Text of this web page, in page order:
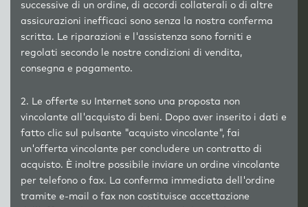
successive di un ordine, di accordi collaterali o di altre
assicurazioni inefficaci sono senza la nostra conferma
scritta. Le riparazioni e l'assistenza sono forniti e
regolati secondo le nostre condizioni di vendita,
consegna e pagamento.
2. Le offerte su Internet sono una proposta non
vincolante all'acquisto di beni. Dopo aver inserito i dati e
fatto clic sul pulsante "acquisto vincolante", fai
un'offerta vincolante per concludere un contratto di
acquisto. È inoltre possibile inviare un ordine vincolante
per telefono o fax. La conferma immediata dell'ordine
tramite e-mail o fax non costituisce accettazione